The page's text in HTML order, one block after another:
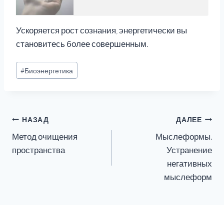
Ускоряется рост сознания, энергетически вы
становитесь более совершенным.
Метки
записи:
#Биоэнергетика
Навигация
по
НАЗАД
Метод очищения
пространства
ДАЛЕЕ
Мыслеформы.
Устранение
негативных
мыслеформ